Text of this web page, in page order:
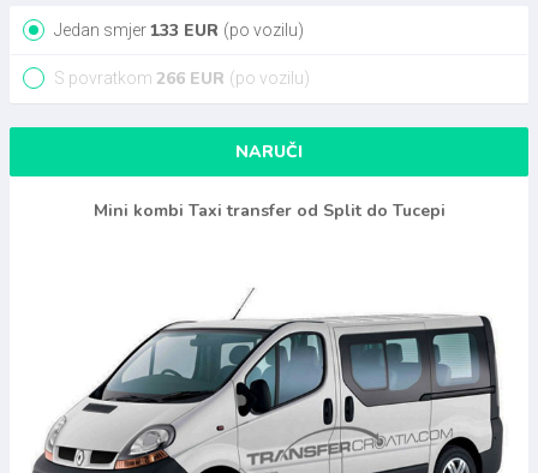
Jedan smjer133 EUR (po vozilu)
S povratkom 266 EUR (po vozilu)
NARUČI
Mini kombi Taxi transfer od Split do Tucepi